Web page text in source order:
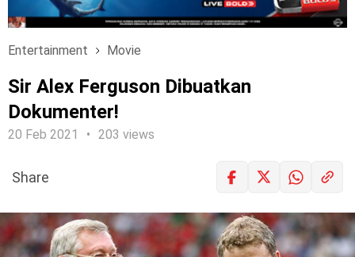
Entertainment Movie
Sir Alex Ferguson Dibuatkan
Dokumenter!
20 Feb 2021 203 views
LOGIN
Share